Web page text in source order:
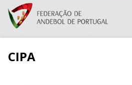
CIPA